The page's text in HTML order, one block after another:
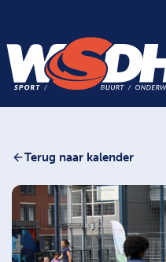
Terug naar kalender